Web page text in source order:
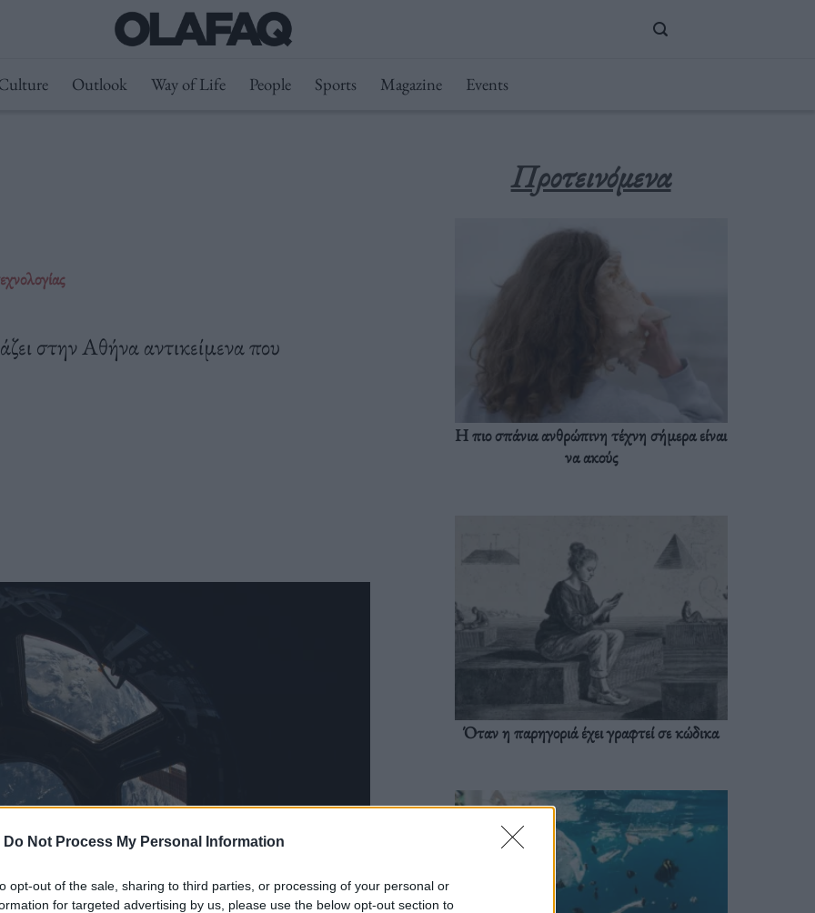
Do Not Process My Personal Information
opt-out of the sale, sharing to third parties, or processing of your personal or
for targeted advertising by us, please use the below opt-out section to
Outlook Way of Life People Sports Magazine Events
στην Αθήνα αντικείμενα που
Προτεινόμενα
Η πιο σπάνια ανθρώπινη τέχνη σήμερα είναι
να ακούς
Όταν η παρηγοριά έχει γραφτεί σε κώδικα